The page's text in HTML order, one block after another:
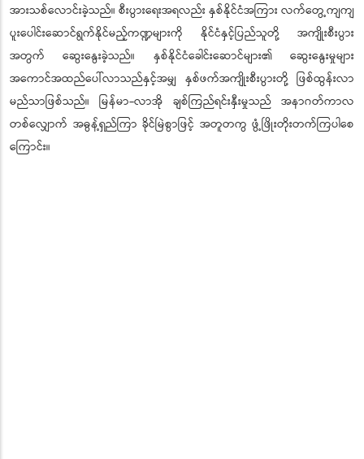
အားသစ်လောင်းခဲ့သည်။ စီးပွားရေးအရလည်း နှစ်နိုင်ငံအကြား လက်တွေ့ကျကျ
ပူးပေါင်းဆောင်ရွက်နိုင်မည့်ကဏ္ဍများကို နိုင်ငံနှင့်ပြည်သူတို့ အကျိုးစီးပွား
အတွက် ဆွေးနွေးခဲ့သည်။ နှစ်နိုင်ငံခေါင်းဆောင်များ၏ ဆွေးနွေးမှုများ
အကောင်အထည်ပေါ်လာသည်နှင့်အမျှ နှစ်ဖက်အကျိုးစီးပွားတို့ ဖြစ်ထွန်းလာ
မည်သာဖြစ်သည်။ မြန်မာ-လာအို ချစ်ကြည်ရင်းနှီးမှုသည် အနာဂတ်ကာလ
တစ်လျှောက် အဓွန့်ရှည်ကြာ ခိုင်မြဲစွာဖြင့် အတူတကွ ဖွံ့ဖြိုးတိုးတက်ကြပါစေ
ကြောင်း။